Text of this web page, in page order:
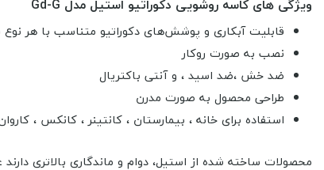
ویژگی های کاسه روشویی دکوراتیو استیل مدل Gd-G
قابلیت آبکاری و پوشش‌های دکوراتیو متناسب با هر نوع
نصب به صورت روکار
ضد خش ،ضد اسید ، و آنتی باکتریال
طراحی محصول به صورت مدرن
استفاده برای خانه ، بیمارستان ، کانتینر ، کانکس ،
محصولات ساخته شده از استیل، دوام و ماندگاری بالاتری